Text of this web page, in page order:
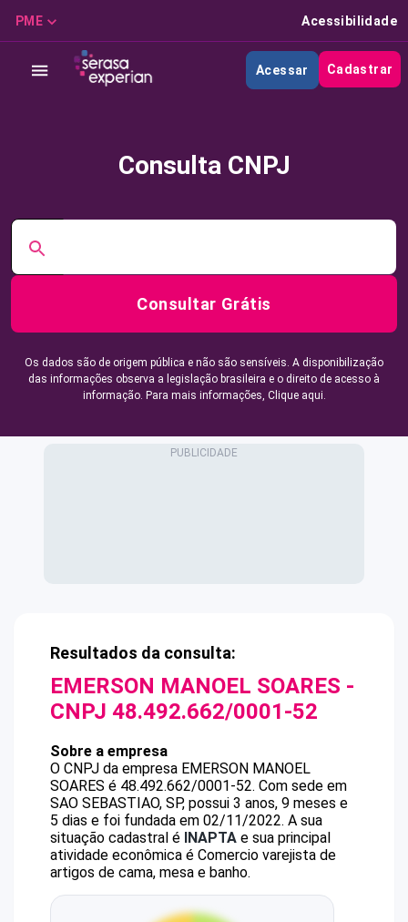
PME Acessibilidade
Acessar Cadastrar
Consulta CNPJ
Consultar Grátis
Os dados são de origem pública e não são sensíveis. A disponibilização
das informações observa a legislação brasileira e o direito de acesso à
informação. Para mais informações, Clique aqui.
Resultados da consulta:
EMERSON MANOEL SOARES -
CNPJ 48.492.662/0001-52
Sobre a empresa
O CNPJ da empresa EMERSON MANOEL
SOARES é 48.492.662/0001-52. Com sede em
SAO SEBASTIAO, SP, possui 3 anos, 9 meses e
5 dias e foi fundada em 02/11/2022. A sua
situação cadastral é INAPTA e sua principal
atividade econômica é Comercio varejista de
artigos de cama, mesa e banho.